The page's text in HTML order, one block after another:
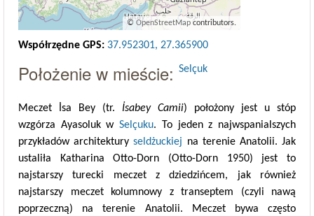
© OpenStreetMapcontributors.
Współrzędne GPS: 37.952301, 27.365900
Położenie w mieście: Selçuk
Meczet İsa Bey (tr. İsabey Camii) położony jest u stóp
wzgórza Ayasoluk wSelçuku. To jeden z najwspanialszych
przykładów architekturyseldżuckiej na terenie Anatolii. Jak
ustaliła Katharina Otto-Dorn (Otto-Dorn 1950) jest to
najstarszy turecki meczet z dziedzińcem, jak również
najstarszy meczet kolumnowy z transeptem (czyli nawą
poprzeczną) na terenie Anatolii. Meczet bywa często